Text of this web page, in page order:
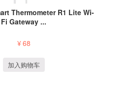
Thermometer R1 Lite Wi-
Fi Gateway ...
¥68
加入购物车